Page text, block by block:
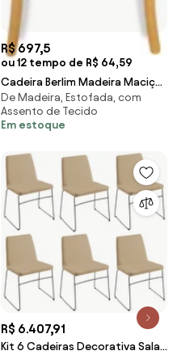
R$ 697,5
ou 12 tempo de R$ 64,59
Cadeira Berlim Madeira Maciça
Design by Michael Thonet
De Madeira, Estofada, com
Assento de Tecido
Em estoque
R$ 6.407,91
Kit 6 Cadeiras Decorativa Sala